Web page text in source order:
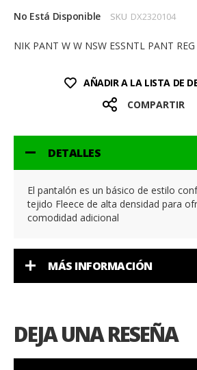
No Está Disponible SKU DX2320104
NIK PANT W W NSW ESSNTL PANT
AÑADIR A LA LISTA DE
COMPARTIR
DETALLES
El pantalón es un básico de estilo
tejido Fleece de alta densidad para
comodidad adicional
MÁS INFORMACIÓN
DEJA UNA RESEÑA